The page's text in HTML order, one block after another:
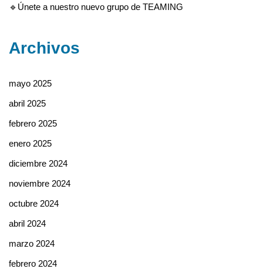
🔹Únete a nuestro nuevo grupo de TEAMING
Archivos
mayo 2025
abril 2025
febrero 2025
enero 2025
diciembre 2024
noviembre 2024
octubre 2024
abril 2024
marzo 2024
febrero 2024